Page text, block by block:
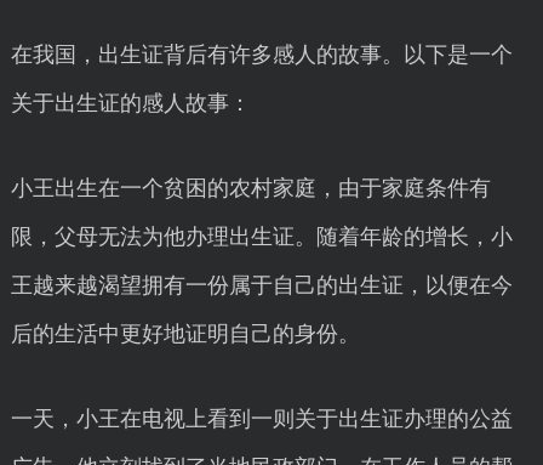
在我国，出生证背后有许多感人的故事。以下是一个
关于出生证的感人故事：
小王出生在一个贫困的农村家庭，由于家庭条件有
限，父母无法为他办理出生证。随着年龄的增长，小
王越来越渴望拥有一份属于自己的出生证，以便在今
后的生活中更好地证明自己的身份。
一天，小王在电视上看到一则关于出生证办理的公益